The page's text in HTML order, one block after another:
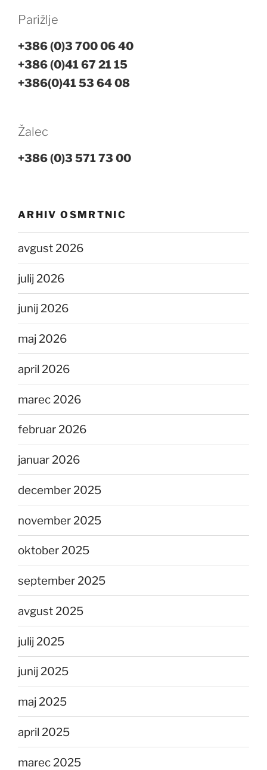
Parižlje
+386 (0)3 700 06 40
+386 (0)41 67 21 15
+386(0)41 53 64 08
Žalec
+386 (0)3 571 73 00
ARHIV OSMRTNIC
avgust 2026
julij 2026
junij 2026
maj 2026
april 2026
marec 2026
februar 2026
januar 2026
december 2025
november 2025
oktober 2025
september 2025
avgust 2025
julij 2025
junij 2025
maj 2025
april 2025
marec 2025